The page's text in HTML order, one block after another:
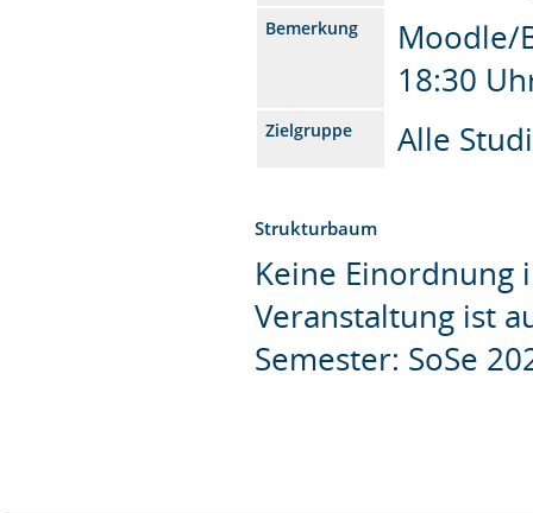
Bemerkung
Moodle/
18:30
Zielgruppe Alle
Strukturbaum
Keine Einordnung
Veranstaltung ist
Semester: SoSe